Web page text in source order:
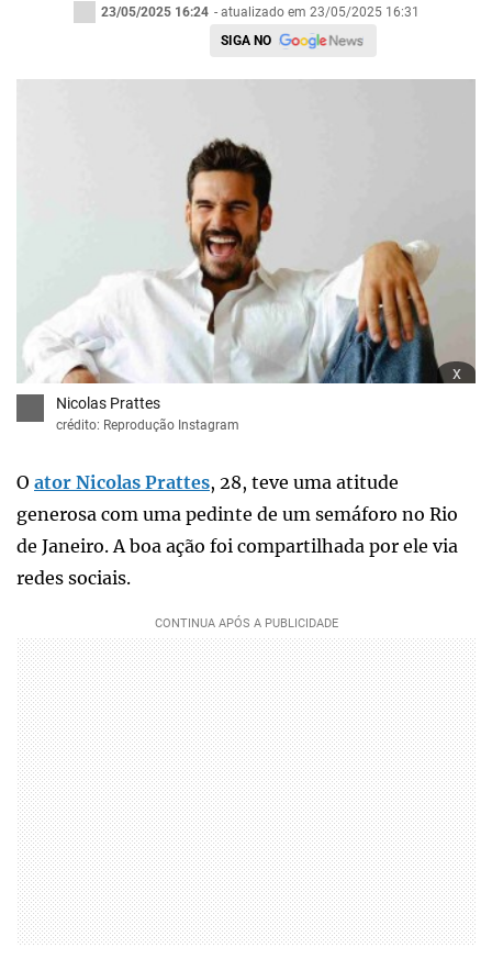
23/05/2025 16:24 - atualizado em 23/05/2025 16:31
SIGA NO
x
Nicolas Prattes
crédito: Reprodução Instagram
O ator Nicolas Prattes, 28, teve uma atitude
generosa com uma pedinte de um semáforo no Rio
de Janeiro. A boa ação foi compartilhada por ele via
redes sociais.